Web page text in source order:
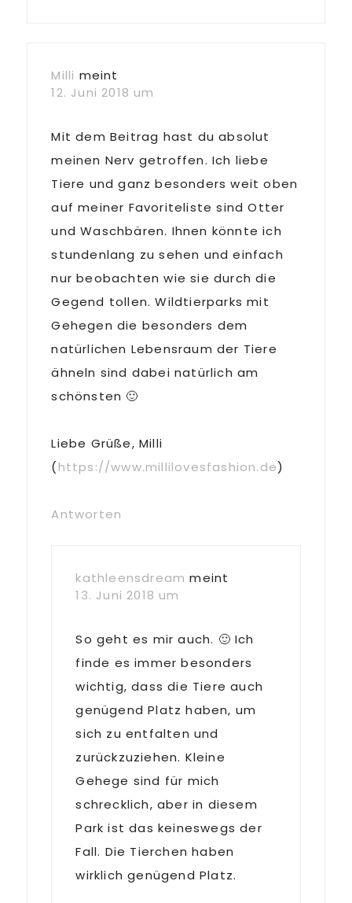
Milli meint
12. Juni 2018 um
Mit dem Beitrag hast du absolut
meinen Nerv getroffen. Ich liebe
Tiere und ganz besonders weit oben
auf meiner Favoriteliste sind Otter
und Waschbären. Ihnen könnte ich
stundenlang zu sehen und einfach
nur beobachten wie sie durch die
Gegend tollen. Wildtierparks mit
Gehegen die besonders dem
natürlichen Lebensraum der Tiere
ähneln sind dabei natürlich am
schönsten 🙂
Liebe Grüße, Milli
(https://www.millilovesfashion.de)
Antworten
kathleensdream meint
13. Juni 2018 um
So geht es mir auch. 🙂 Ich
finde es immer besonders
wichtig, dass die Tiere auch
genügend Platz haben, um
sich zu entfalten und
zurückzuziehen. Kleine
Gehege sind für mich
schrecklich, aber in diesem
Park ist das keineswegs der
Fall. Die Tierchen haben
wirklich genügend Platz.